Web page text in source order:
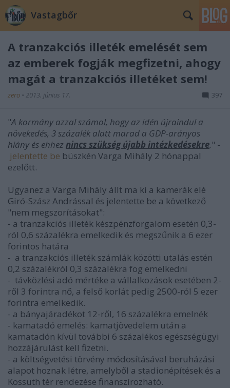
Vastagbőr
A tranzakciós illeték emelését sem
az emberek fogják megfizetni, ahogy
magát a tranzakciós illetéket sem!
zero • 2013. június 17. 397
"A kormány azzal számol, hogy az idén újraindul a
növekedés, 3 százalék alatt marad a GDP-arányos
hiány és ehhez nincs szükség újabb intézkedésekre." -
jelentette be büszkén Varga Mihály 2 hónappal
ezelőtt.
Ugyanez a Varga Mihály állt ma ki a kamerák elé
Giró-Szász Andrással és jelentette be a következő
"nem megszorításokat":
- a tranzakciós illeték készpénzforgalom esetén 0,3-
ról 0,6 százalékra emelkedik és megszűnik a 6 ezer
forintos határa
- a tranzakciós illeték számlák közötti utalás estén
0,2 százalékról 0,3 százalékra fog emelkedni
- távközlési adó mértéke a vállalkozások esetében 2-
ről 3 forintra nő, a felső korlát pedig 2500-ról 5 ezer
forintra emelkedik.
- a bányajáradékot 12-ről, 16 százalékra emelnék
- kamatadó emelés: kamatjövedelem után a
kamatadón kívül további 6 százalékos egészségügyi
hozzájárulást kell fizetni.
- a költségvetési törvény módosításával beruházási
alapot hoznak létre, amelyből a stadionépítések és a
Kossuth tér rendezése finanszírozható.